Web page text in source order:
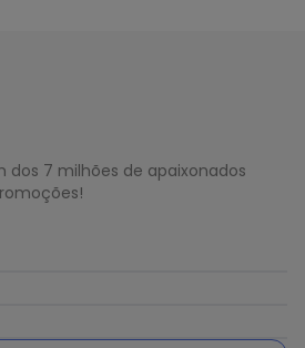
7 milhões de apaixonados